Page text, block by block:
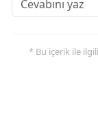
* Bu içerik ile